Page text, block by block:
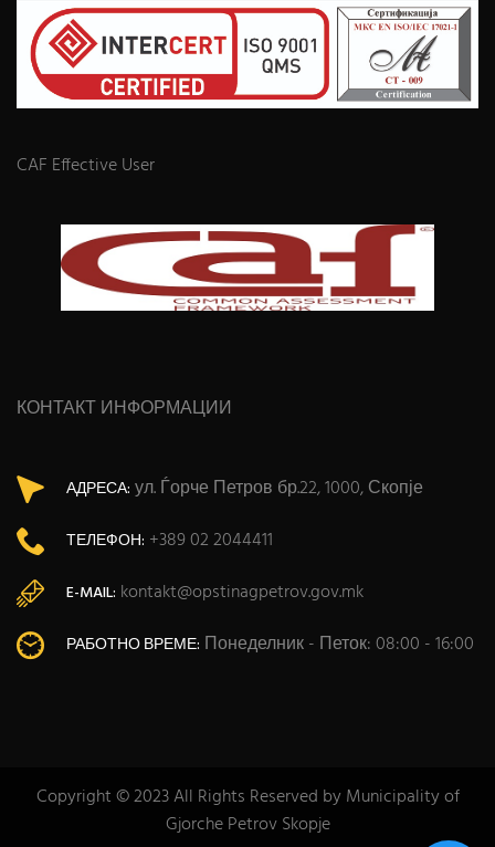
CAF Effective User
КОНТАКТ ИНФОРМАЦИИ
АДРЕСА: ул. Ѓорче Петров бр.22, 1000, Скопје
ТЕЛЕФОН: +389 02 2044411
E-MAIL: kontakt@opstinagpetrov.gov.mk
РАБОТНО ВРЕМЕ: Понеделник - Петок: 08:00 - 16:00
Copyright © 2023 All Rights Reserved by Municipality of
Gjorche Petrov Skopje